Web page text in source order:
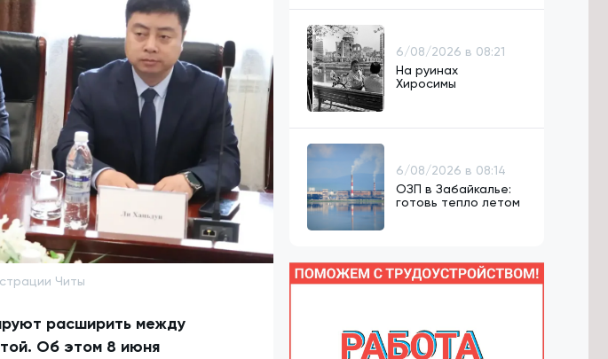
Читы
расширить между
Об этом 8 июня
6/08/2026 в 08:21
На руинах
Хиросимы
6/08/2026 в 08:14
ОЗП в Забайкалье:
готовь тепло летом